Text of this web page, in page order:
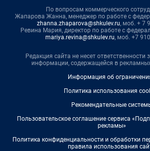
По вопросам коммерческого
Жапарова Жанна, менеджер по работе с
zhanna.zhaparova@shkulev.ru, моб. + 7
Ревина Мария, директор по работе с
mariya.revina@shkulev.ru, моб. +7
Редакция сайта не несет ответственности
информации, содержащейся в
Информация об
Политика использования
Рекомендательные
Пользовательское соглашение сервиса
рекламы»
Политика конфиденциальности и обработки
правила использования